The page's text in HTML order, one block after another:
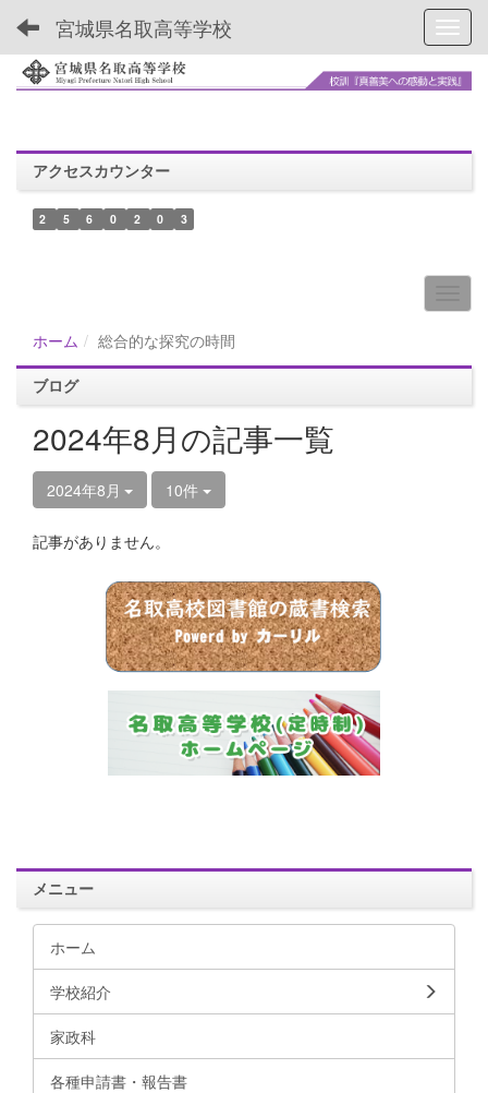
宮城県名取高等学校
アクセスカウンター
2 5 6 0 2 0 3
ホーム 総合的な探究の時間
ブログ
2024年8月の記事一覧
2024年8月 10件
記事がありません。
メニュー
ホーム
学校紹介
家政科
各種申請書・報告書